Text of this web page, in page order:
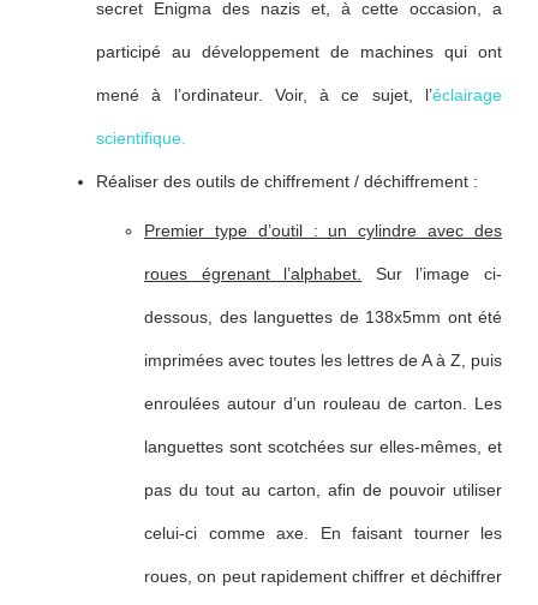
secret Enigma des nazis et, à cette occasion, a
participé au développement de machines qui ont
mené à l’ordinateur. Voir, à ce sujet, l’éclairage
scientifique.
Réaliser des outils de chiffrement / déchiffrement :
Premier type d’outil : un cylindre avec des
roues égrenant l’alphabet. Sur l’image ci-
dessous, des languettes de 138x5mm ont été
imprimées avec toutes les lettres de A à Z, puis
enroulées autour d’un rouleau de carton. Les
languettes sont scotchées sur elles-mêmes, et
pas du tout au carton, afin de pouvoir utiliser
celui-ci comme axe. En faisant tourner les
roues, on peut rapidement chiffrer et déchiffrer